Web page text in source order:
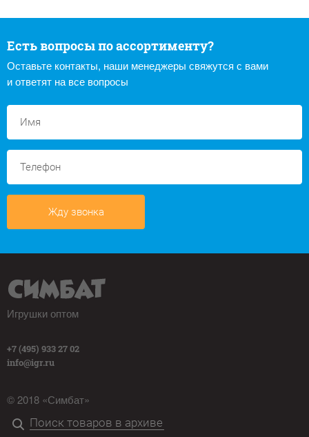
Есть вопросы по ассортименту?
Оставьте контакты, наши менеджеры свяжутся с вами
и ответят на все вопросы
Жду звонка
Игрушки оптом
+7 (495) 933 27 02
info@igr.ru
© 2018 «Симбат»